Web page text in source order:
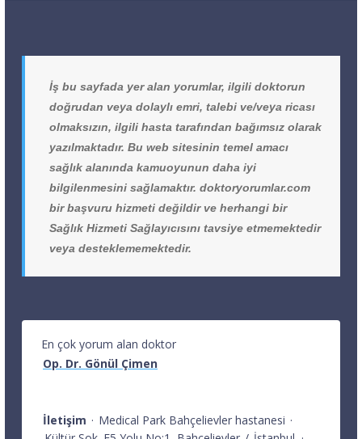
İş bu sayfada yer alan yorumlar, ilgili doktorun
doğrudan veya dolaylı emri, talebi ve/veya ricası
olmaksızın, ilgili hasta tarafından bağımsız olarak
yazılmaktadır. Bu web sitesinin temel amacı
sağlık alanında kamuoyunun daha iyi
bilgilenmesini sağlamaktır. doktoryorumlar.com
bir başvuru hizmeti değildir ve herhangi bir
Sağlık Hizmeti Sağlayıcısını tavsiye etmemektedir
veya desteklememektedir.
En çok yorum alan doktor
Op. Dr. Gönül Çimen
İletişim · Medical Park Bahçelievler hastanesi ·